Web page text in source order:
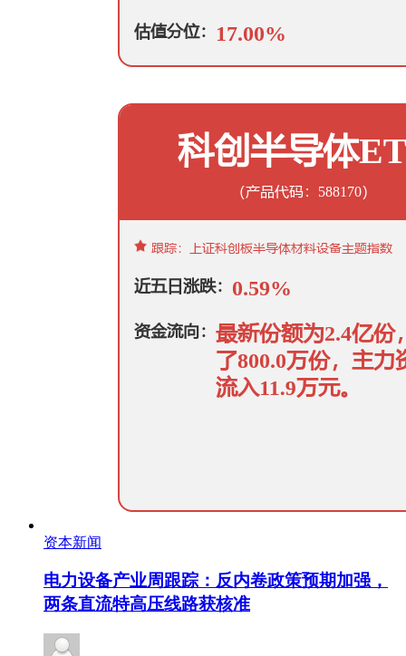
资本新闻
电力设备产业周跟踪：反内卷政策预期加强，
两条直流特高压线路获核准